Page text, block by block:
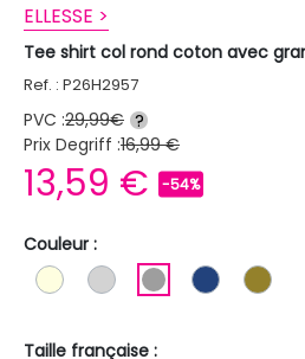
ELLESSE >
Tee shirt col rond coton avec
Ref. : P26H2957
PVC :29,99€ ?
Prix Degriff :16,99 €
13,59 € -54%
Couleur :
BLANC ECRU
GRIS CLAIR
GRIS BLEU FONCE
KAKI
Taille française :